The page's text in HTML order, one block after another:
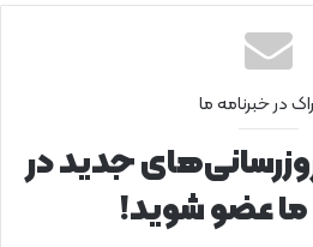
در خبرنامه ما
جدید در
ما عضو شوید!